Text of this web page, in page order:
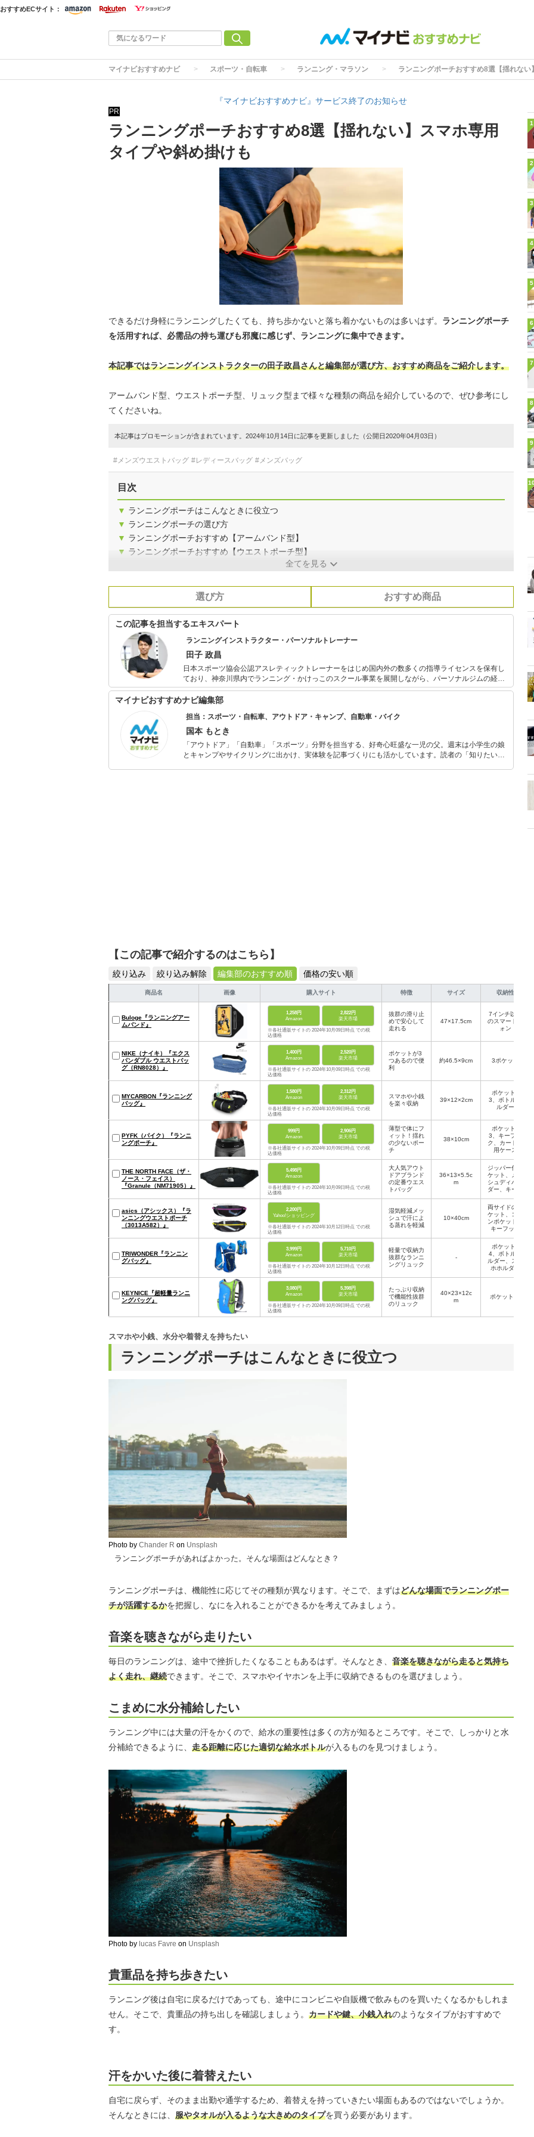
おすすめECサイト：
マイナビおすすめナビ スポーツ・自転車 ランニング・マラソン ランニングポーチおすすめ8選【揺れな
『マイナビおすすめナビ』サービス終了のお知らせ
PR
ランニングポーチおすすめ8選【揺れない】スマホ専用
タイプや斜め掛けも
できるだけ身軽にランニングしたくても、持ち歩かないと落ち着かないものは多いはず。 ランニングポーチ
を活用すれば、必需品の持ち運びも邪魔に感じず、ランニングに集中できます。
本記事ではランニングインストラクターの田子政昌さんと編集部が選び方、おすすめ商品をご紹介します。
アームバンド型、ウエストポーチ型、リュック型まで様々な種類の商品を紹介しているので、ぜひ参考にし
てくださいね。
本記事はプロモーションが含まれています。2024年10月14日に記事を更新しました（公開日2020年04月03日）
#メンズウエストバッグ #レディースバッグ #メンズバッグ
目次
▼ ランニングポーチはこんなときに役立つ
▼ ランニングポーチの選び方
▼ ランニングポーチおすすめ【アームバンド型】
▼ ランニングポーチおすすめ【ウエストポーチ型】
全てを見る
選び方 おすすめ商品
この記事を担当するエキスパート
ランニングインストラクター・パーソナルトレーナー
田子 政昌
日本スポーツ協会公認アスレティックトレーナーをはじめ国内外の数多くの指導ライセンスを保有し
ており、神奈川県内でランニング・かけっこのスクール事業を展開しながら、パーソナルジムの経営
を行っています。 現在も現役で陸上競技大会に出場しており、選手としての自身の目線や大手スポー
ツ量販店での社員経験・これまでの運動指導経験を活かして様々なスポーツ関連の記事執筆に関わっ
マイナビおすすめナビ編集部
担当：スポーツ・自転車、アウトドア・キャンプ、自動車・バイク
国本 もとき
「アウトドア」「自動車」「スポーツ」分野を担当する、好奇心旺盛な一児の父。週末は小学生の娘
とキャンプやサイクリングに出かけ、実体験を記事づくりにも活かしています。読者の「知りたい」
【この記事で紹介するのはこちら】
絞り込み 絞り込み解除 編集部のおすすめ順 価格の安い順
商品名 画像 購入サイト 特徴 サイズ 収納性
Buloge『ランニングアー
ムバンド』
1,258円
Amazon
2,822円
楽天市場
※各社通販サイトの 2024年10月09日時点 での税
込価格
抜群の滑り止
めで安心して
走れる
47×17.5cm
7インチ以下
のスマートフ
ォン
NIKE（ナイキ）『エクス
パンダブル ウエストバッ
グ（RN8028）』
1,400円
Amazon
2,520円
楽天市場
※各社通販サイトの 2024年10月09日時点 での税
込価格
ポケットが3
つあるので便
利
約46.5×9cm 3ポケット
MYCARBON『ランニング
バッグ』
1,580円
Amazon
2,312円
楽天市場
※各社通販サイトの 2024年10月09日時点 での税
込価格
スマホや小銭
を楽々収納
39×12×2cm
ポケット×
3、ボトルホ
ルダー
PYFK（パイク）『ランニ
ングポーチ』
999円
Amazon
2,906円
楽天市場
※各社通販サイトの 2024年10月09日時点 での税
込価格
薄型で体にフ
ィット！揺れ
の少ないポー
チ
38×10cm
ポケット×
3、キーフッ
ク、カード専
用ケース
THE NORTH FACE（ザ・
ノース・フェイス）
『Granule（NM71905）』
5,498円
Amazon
※各社通販サイトの 2024年10月09日時点 での税
込価格
大人気アウト
ドアブランド
の定番ウエス
トバッグ
36×13×5.5c
m
ジッパー付ポ
ケット、メッ
シュディバイ
ダー、キーフ
asics（アシックス）『ラ
ンニングウエストポーチ
（3013A582）』
2,200円
Yahoo!ショッピング
※各社通販サイトの 2024年10月12日時点 での税
込価格
湿気軽減メッ
シュで汗によ
る蒸れを軽減
10×40cm
両サイドのポ
ケット、コイ
ンポケット、
キーフック
TRIWONDER『ランニン
グバッグ』
3,999円
Amazon
5,710円
楽天市場
※各社通販サイトの 2024年10月12日時点 での税
込価格
軽量で収納力
抜群なランニ
ングリュック
-
ポケット×
4、ボトルホ
ルダー、スマ
ホホルダー
KEYNICE『超軽量ランニ
ングバッグ』
3,080円
Amazon
5,398円
楽天市場
※各社通販サイトの 2024年10月09日時点 での税
込価格
たっぷり収納
で機能性抜群
のリュック
40×23×12c
m
ポケット×6
ランニングポーチはこんなときに役立つ
スマホや小銭、水分や着替えを持ちたい
Photo by Chander R on Unsplash
ランニングポーチがあればよかった。そんな場面はどんなとき？
ランニングポーチは、機能性に応じてその種類が異なります。そこで、まずはどんな場面でランニングポー
チが活躍するかを把握し、なにを入れることができるかを考えてみましょう。
音楽を聴きながら走りたい
毎日のランニングは、途中で挫折したくなることもあるはず。そんなとき、 音楽を聴きながら走ると気持ち
よく走れ、継続できます。そこで、スマホやイヤホンを上手に収納できるものを選びましょう。
こまめに水分補給したい
ランニング中には大量の汗をかくので、給水の重要性は多くの方が知るところです。そこで、しっかりと水
分補給できるように、 走る距離に応じた適切な給水ボトルが入るものを見つけましょう。
Photo by lucas Favre on Unsplash
貴重品を持ち歩きたい
ランニング後は自宅に戻るだけであっても、途中にコンビニや自販機で飲みものを買いたくなるかもしれま
せん。そこで、貴重品の持ち出しを確認しましょう。 カードや鍵、小銭入れのようなタイプがおすすめで
す。
汗をかいた後に着替えたい
自宅に戻らず、そのまま出勤や通学するため、着替えを持っていきたい場面もあるのではないでしょうか。
そんなときには、 服やタオルが入るような大きめのタイプを買う必要があります。
1
2
3
4
5
6
7
8
9